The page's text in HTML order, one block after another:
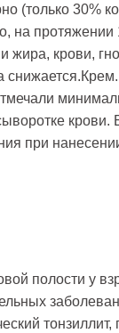
(только 30%
на протяжении
жира, крови,
при
полости у